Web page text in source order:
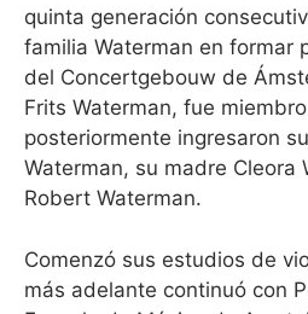
quinta generación
familia Waterman en formar
del Concertgebouw de
Frits Waterman, fue
posteriormente ingresaron
Waterman, su madre Cleora
Robert Waterman.
Comenzó sus estudios de
más adelante continuó con